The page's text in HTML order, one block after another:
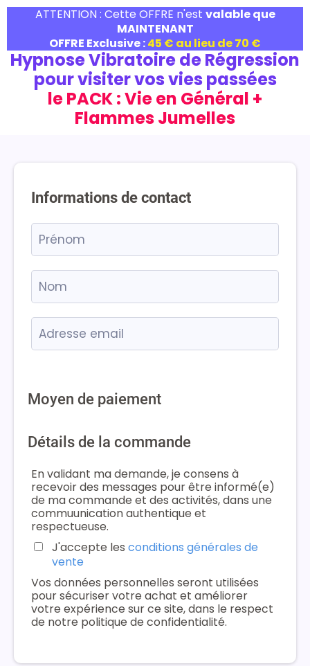
ATTENTION : Cette OFFRE n'est valable que
MAINTENANT
OFFRE Exclusive :45 € au lieu de 70 €
Hypnose Vibratoire de Régression
pour visiter vos vies passées
le PACK : Vie en Général +
Flammes Jumelles
Informations de contact
Moyen de paiement
Détails de la commande
En validant ma demande, je consens à
recevoir des messages pour être informé(e)
de ma commande et des activités, dans une
commuunication authentique et
respectueuse.
J'accepte les conditions générales de
vente
Vos données personnelles seront utilisées
pour sécuriser votre achat et améliorer
votre expérience sur ce site, dans le respect
de notre politique de confidentialité.